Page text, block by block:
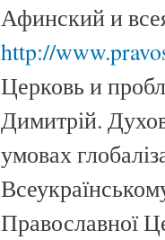
Афинский и
http://
Церковь и
Димитрій.
умовах
Православної